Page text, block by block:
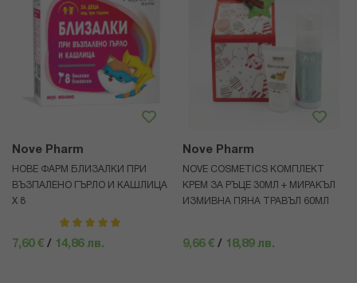
Nove Pharm
НОВЕ ФАРМ БЛИЗАЛКИ ПРИ
ВЪЗПАЛЕНО ГЪРЛО И КАШЛИЦА
Х 8
рейтинг:
7,60 € / 14,86 лв.
Nove Pharm
NOVE COSMETICS КОМПЛЕКТ
КРЕМ ЗА РЪЦЕ 30МЛ + МИРАКЪЛ
ИЗМИВНА ПЯНА ТРАВЪЛ 60МЛ
9,66 € / 18,89 лв.